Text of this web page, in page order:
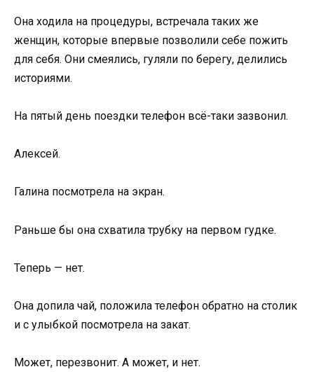
Она ходила на процедуры, встречала таких же
женщин, которые впервые позволили себе пожить
для себя. Они смеялись, гуляли по берегу, делились
историями.
На пятый день поездки телефон всё-таки зазвонил.
Алексей.
Галина посмотрела на экран.
Раньше бы она схватила трубку на первом гудке.
Теперь — нет.
Она допила чай, положила телефон обратно на столик
и с улыбкой посмотрела на закат.
Может, перезвонит. А может, и нет.